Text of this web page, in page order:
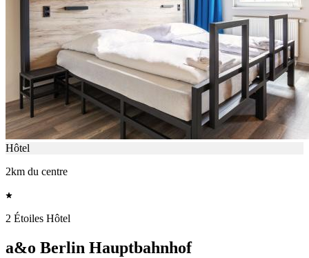
Hôtel
2km du centre
2 Étoiles Hôtel
a&o Berlin Hauptbahnhof